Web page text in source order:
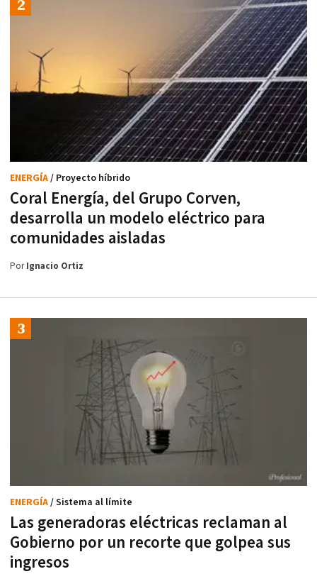
Coral Energía, del Grupo Corven,
desarrolla un modelo eléctrico para
comunidades aisladas
ENERGÍA/ Proyecto híbrido
PorIgnacio Ortiz
Las generadoras eléctricas reclaman al
Gobierno por un recorte que golpea sus
ingresos
ENERGÍA/ Sistema al límite